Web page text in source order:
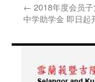
← 2018年度会员
中学助学金 即日起